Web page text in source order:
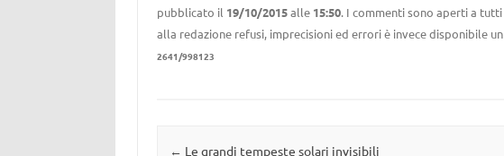
pubblicato il 19/10/2015alle 15:50. I commenti sono aperti a tutti
alla redazione refusi, imprecisioni ed errori è invece disponibile un
2641/998123
Navigazione articolo
← Le grandi tempeste solari invisibili